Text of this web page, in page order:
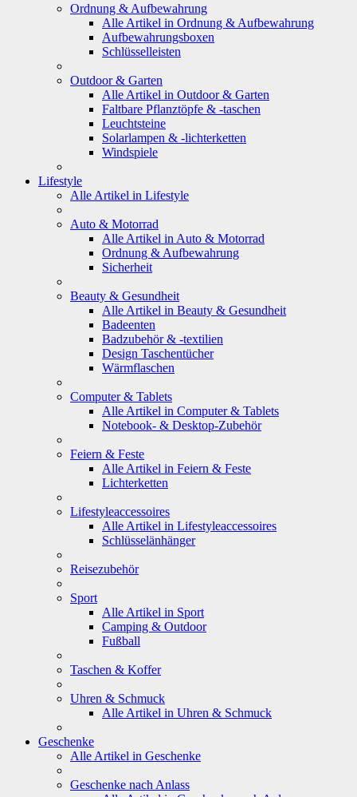
Ordnung & Aufbewahrung
Alle Artikel in Ordnung & Aufbewahrung
Aufbewahrungsboxen
Schlüsselleisten
Outdoor & Garten
Alle Artikel in Outdoor & Garten
Faltbare Pflanztöpfe & -taschen
Leuchtsteine
Solarlampen & -lichterketten
Windspiele
Lifestyle
Alle Artikel in Lifestyle
Auto & Motorrad
Alle Artikel in Auto & Motorrad
Ordnung & Aufbewahrung
Sicherheit
Beauty & Gesundheit
Alle Artikel in Beauty & Gesundheit
Badeenten
Badzubehör & -textilien
Design Taschentücher
Wärmflaschen
Computer & Tablets
Alle Artikel in Computer & Tablets
Notebook- & Desktop-Zubehör
Feiern & Feste
Alle Artikel in Feiern & Feste
Lichterketten
Lifestyleaccessoires
Alle Artikel in Lifestyleaccessoires
Schlüsselänhänger
Reisezubehör
Sport
Alle Artikel in Sport
Camping & Outdoor
Fußball
Taschen & Koffer
Uhren & Schmuck
Alle Artikel in Uhren & Schmuck
Geschenke
Alle Artikel in Geschenke
Geschenke nach Anlass